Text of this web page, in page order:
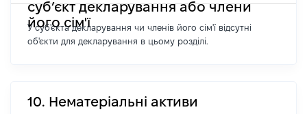
суб’єкт декларування або члени
його сім'ї
У суб'єкта декларування чи членів його сім'ї відсутні
об'єкти для декларування в цьому розділі.
10. Нематеріальні активи